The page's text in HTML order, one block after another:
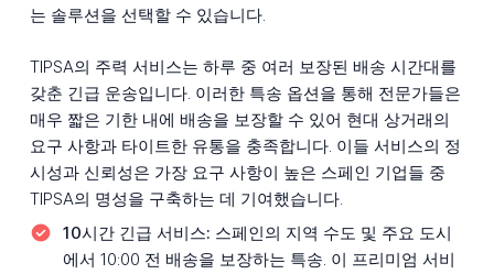
는 솔루션을 선택할 수 있습니다.
TIPSA의 주력 서비스는 하루 중 여러 보장된 배송 시간대를
갖춘 긴급 운송입니다. 이러한 특송 옵션을 통해 전문가들은
매우 짧은 기한 내에 배송을 보장할 수 있어 현대 상거래의
요구 사항과 타이트한 유통을 충족합니다. 이들 서비스의 정
시성과 신뢰성은 가장 요구 사항이 높은 스페인 기업들 중
TIPSA의 명성을 구축하는 데 기여했습니다.
10시간 긴급 서비스: 스페인의 지역 수도 및 주요 도시
에서 10:00 전 배송을 보장하는 특송. 이 프리미엄 서비